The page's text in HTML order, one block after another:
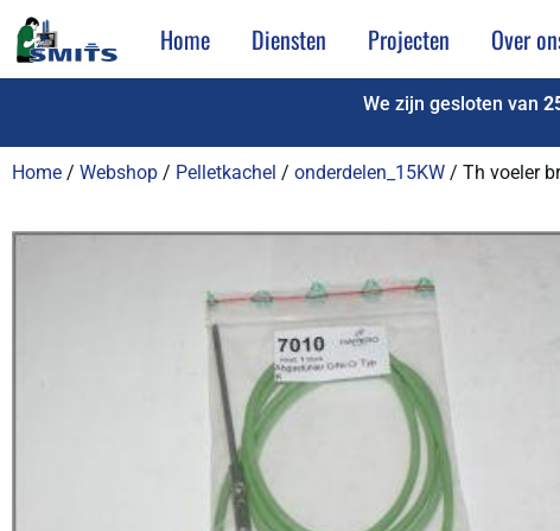
Home Diensten Projecten Over
We zijn gesloten van
Home / Webshop / Pelletkachel / onderdelen_15KW / Th voeler